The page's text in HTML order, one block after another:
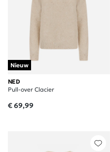
Nieuw
NED
Pull-over Clacier
€ 69,99